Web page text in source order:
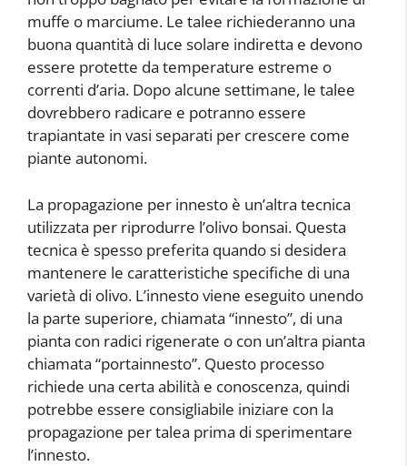
muffe o marciume. Le talee richiederanno una
buona quantità di luce solare indiretta e devono
essere protette da temperature estreme o
correnti d’aria. Dopo alcune settimane, le talee
dovrebbero radicare e potranno essere
trapiantate in vasi separati per crescere come
piante autonomi.
La propagazione per innesto è un’altra tecnica
utilizzata per riprodurre l’olivo bonsai. Questa
tecnica è spesso preferita quando si desidera
mantenere le caratteristiche specifiche di una
varietà di olivo. L’innesto viene eseguito unendo
la parte superiore, chiamata “innesto”, di una
pianta con radici rigenerate o con un’altra pianta
chiamata “portainnesto”. Questo processo
richiede una certa abilità e conoscenza, quindi
potrebbe essere consigliabile iniziare con la
propagazione per talea prima di sperimentare
l’innesto.